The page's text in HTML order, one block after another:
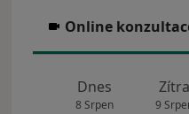
Online
Online
Dnes
8 Srpen
Zítra
9